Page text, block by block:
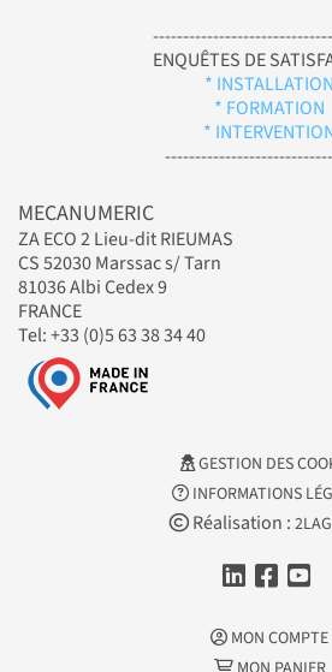
ENQUÊTES DE
* INSTALLATION
* FORMATION
*
MECANUMERIC
ZA ECO 2 Lieu-dit RIEUMAS
CS 52030 Marssac s/ Tarn
81036 Albi Cedex 9
FRANCE
Tel: +33 (0)5 63 38 34 40
GESTION DES
INFORMATIONS
Réalisation :
MON COMPTE